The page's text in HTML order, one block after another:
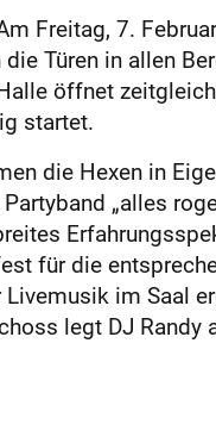
Freitag, 7.
Türen in allen
öffnet
startet.
die Hexen in
„alles
für die
im Saal
legt DJ Randy